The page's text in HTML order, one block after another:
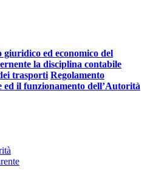
ed economico del
la disciplina contabile
trasporti Regolamento
ed il funzionamento dell’Autorità